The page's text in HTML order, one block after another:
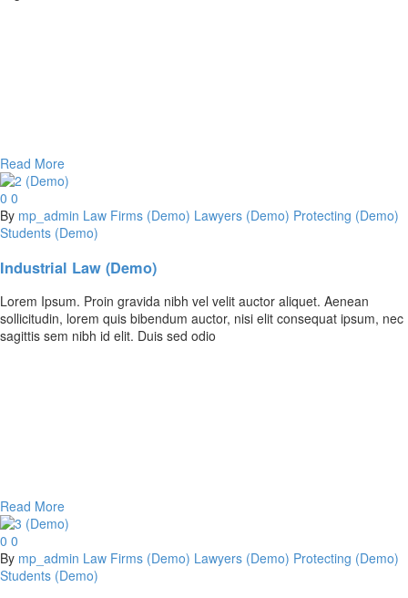
Read More
0 0
By mp_admin Law Firms (Demo) Lawyers (Demo) Protecting (Demo)
Students (Demo)
Industrial Law (Demo)
Lorem Ipsum. Proin gravida nibh vel velit auctor aliquet. Aenean
sollicitudin, lorem quis bibendum auctor, nisi elit consequat ipsum, nec
sagittis sem nibh id elit. Duis sed odio
Read More
0 0
By mp_admin Law Firms (Demo) Lawyers (Demo) Protecting (Demo)
Students (Demo)